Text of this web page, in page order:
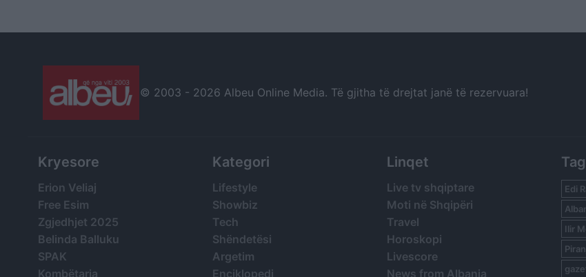
© 2003 - 2026 Albeu Online Media. Të gjitha të drejtat janë të rezervuara!
Kryesore
Erion Veliaj
Free Esim
Zgjedhjet 2025
Belinda Balluku
SPAK
Kombëtarja
Kategori
Lifestyle
Showbiz
Tech
Shëndetësi
Argetim
Enciklopedi
Linqet
Live tv shqiptare
Moti në Shqipëri
Travel
Horoskopi
Livescore
News from Albania
Edi
Ilir